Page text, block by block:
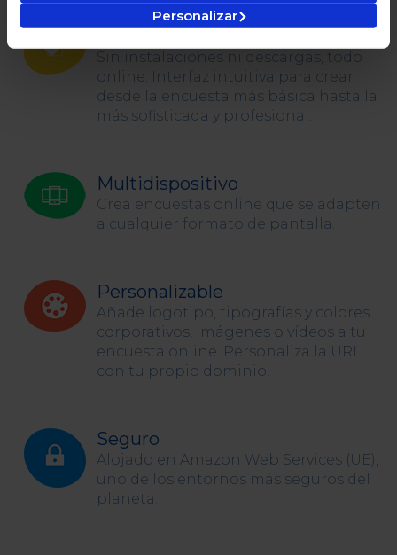
Personalizar
Sin instalaciones ni descargas, todo
online. Interfaz intuitiva para crear
desde la encuesta más básica hasta la
más sofisticada y profesional.
Multidispositivo
Crea encuestas online que se adapten
a cualquier formato de pantalla.
Personalizable
Añade logotipo, tipografías y colores
corporativos, imágenes o vídeos a tu
encuesta online. Personaliza la URL
con tu propio dominio.
Seguro
Alojado en Amazon Web Services (UE),
uno de los entornos más seguros del
planeta.